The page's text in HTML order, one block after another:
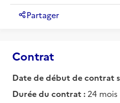
Partager
Contrat
Date de début de contrat
Durée du contrat : 24 mois